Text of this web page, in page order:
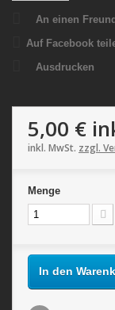
An einen
Auf Facebook
Ausdrucken
5,00 €
inkl. MwSt. zzgl.
Menge
In den